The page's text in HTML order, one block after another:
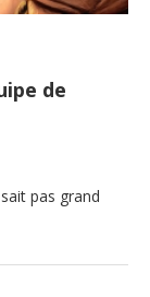
de
pas grand